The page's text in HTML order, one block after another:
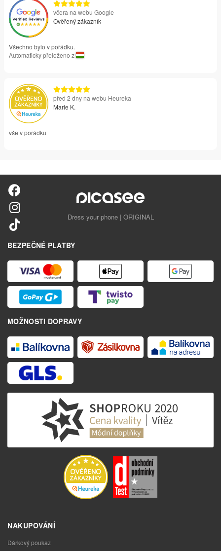
včera na webu Google
Ověřený zákazník
Všechno bylo v pořádku.
Automaticky přeloženo z
před 2 dny na webu Heureka
Marie K.
vše v pořádku
Dress your phone | ORIGINAL
BEZPEČNÉ PLATBY
MOŽNOSTI DOPRAVY
NAKUPOVÁNÍ
Dárkový poukaz